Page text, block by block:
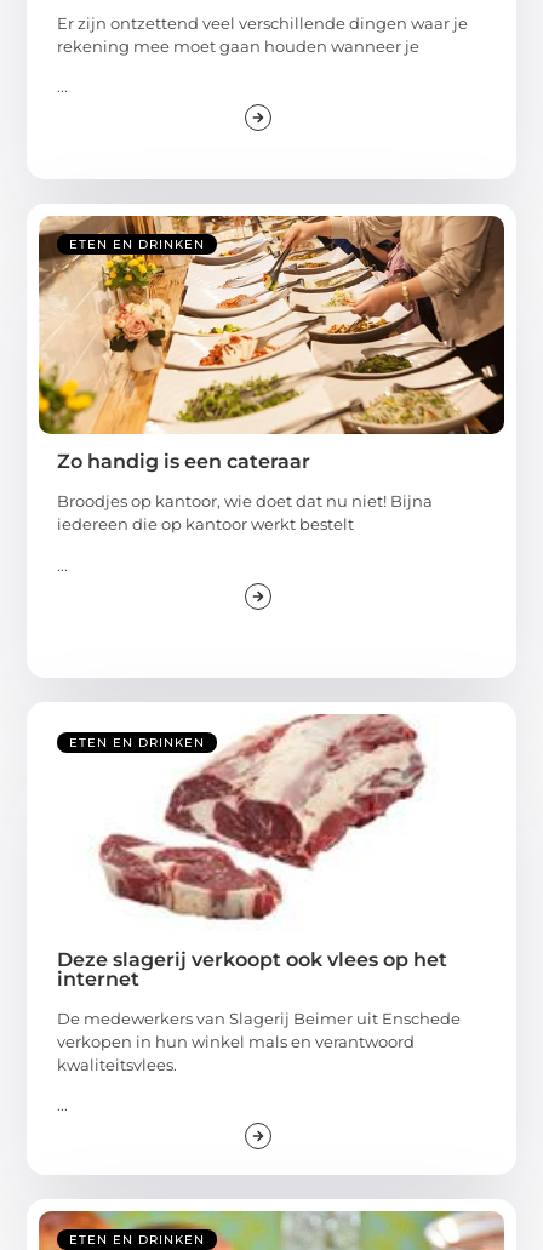
Er zijn ontzettend veel verschillende dingen waar je
rekening mee moet gaan houden wanneer je
...
ETEN EN DRINKEN
Zo handig is een cateraar
Broodjes op kantoor, wie doet dat nu niet! Bijna
iedereen die op kantoor werkt bestelt
...
ETEN EN DRINKEN
Deze slagerij verkoopt ook vlees op het
internet
De medewerkers van Slagerij Beimer uit Enschede
verkopen in hun winkel mals en verantwoord
kwaliteitsvlees.
...
ETEN EN DRINKEN